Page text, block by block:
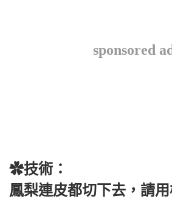
sponsored
✿技術：
鳳梨連皮都切下去，請用